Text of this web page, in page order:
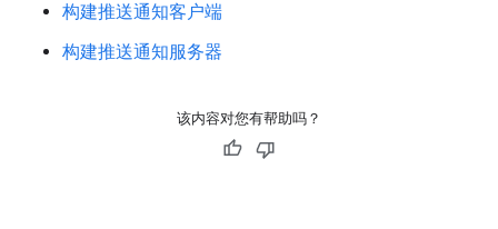
构建推送通知客户端
构建推送通知服务器
该内容对您有帮助吗？